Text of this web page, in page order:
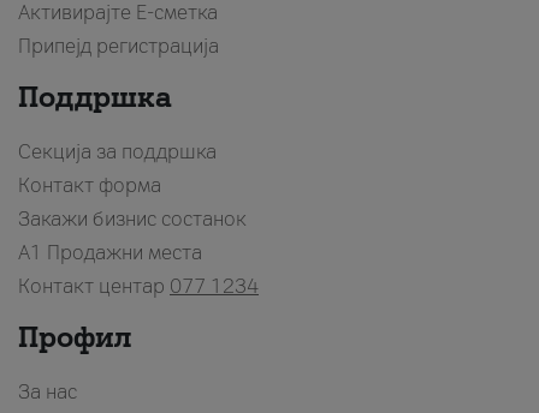
Активирајте Е-сметка
Припејд регистрација
Поддршка
Секција за поддршка
Контакт форма
Закажи бизнис состанок
A1 Продажни места
Контакт центар 077 1234
Профил
За нас